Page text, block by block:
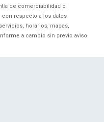
de comerciabilidad o
respecto a los datos
horarios, mapas,
a cambio sin previo aviso.